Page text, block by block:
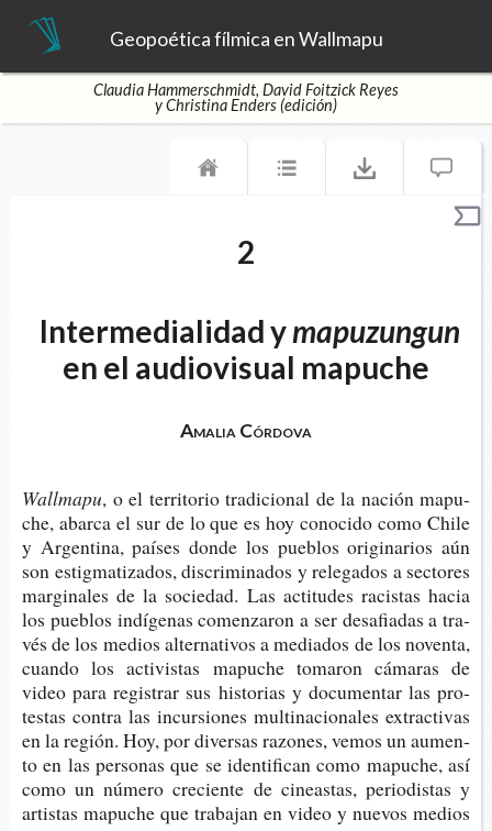
Geopoética fílmica en Wallmapu
Claudia Hammerschmidt, David Foitzick Reyes
y Christina Enders (edición)
2
Intermedialidad ymapuzungun
en el audiovisual mapuche
Amalia Córdova
Wallmapu, o el terri­to­rio tra­di­cio­nal de la nación mapu­
che, abar­ca el sur de lo que es hoy cono­ci­do como Chile
y Argen­ti­na, paí­ses donde los pue­blos ori­gi­na­rios aún
son estig­ma­ti­za­dos, dis­cri­mi­na­dos y rele­ga­dos a sec­to­res
mar­gi­na­les de la socie­dad. Las acti­tu­des racis­tas hacia
los pue­blos indí­ge­nas comen­za­ron a ser desa­fia­das a tra­
vés de los medios alter­na­ti­vos a media­dos de los noven­ta,
cuan­do los acti­vis­tas mapu­che toma­ron cáma­ras de
video para regis­trar sus his­to­rias y docu­men­tar las pro­
tes­tas con­tra las incur­sio­nes mul­ti­na­cio­na­les extrac­ti­vas
en la región. Hoy, por diver­sas razo­nes, vemos un aumen­
to en las per­so­nas que se iden­ti­fi­can como mapu­che, así
como un núme­ro cre­cien­te de cineas­tas, perio­dis­tas y
artis­tas mapu­che que tra­ba­jan en video y nue­vos medios